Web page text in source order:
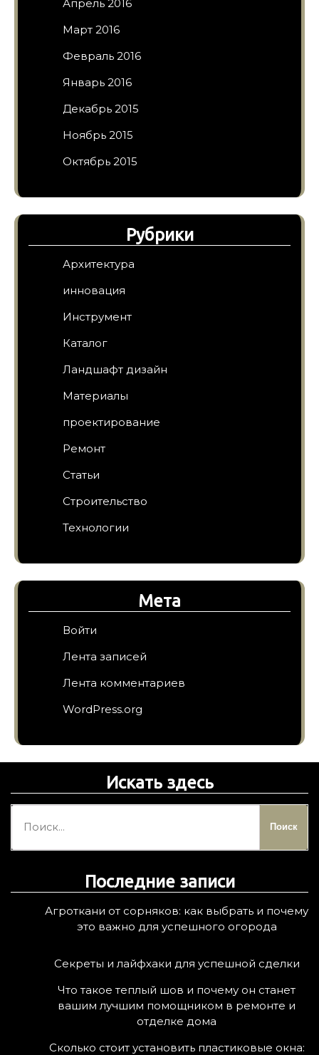
Апрель 2016
Март 2016
Февраль 2016
Январь 2016
Декабрь 2015
Ноябрь 2015
Октябрь 2015
Рубрики
Архитектура
инновация
Инструмент
Каталог
Ландшафт дизайн
Материалы
проектирование
Ремонт
Статьи
Строительство
Технологии
Мета
Войти
Лента записей
Лента комментариев
WordPress.org
Искать здесь
й
Последние записи
Агроткани от сорняков: как выбрать и почему
это важно для успешного огорода
Секреты и лайфхаки для успешной сделки
Что такое теплый шов и почему он станет
вашим лучшим помощником в ремонте и
отделке дома
Сколько стоит установить пластиковые окна: